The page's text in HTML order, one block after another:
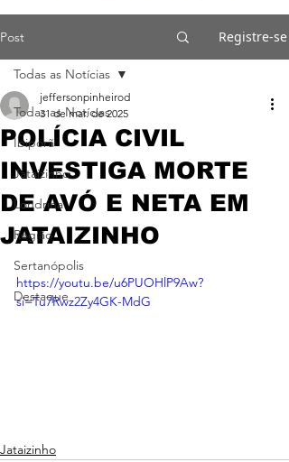
Post Registre-se
Todas as Notícias
Ibiporã
Jataizinho
Londrina
Região
Sertanópolis
Destaque
Todas as Notícias
POLÍCIA CIVIL
INVESTIGA MORTE
DE AVÓ E NETA EM
JATAIZINHO
jeffersonpinheirod
31 de mar. de 2025
https://youtu.be/u6PUOHlP9Aw?
si=Tu7Rwz2Zy4GK-MdG
Jataizinho